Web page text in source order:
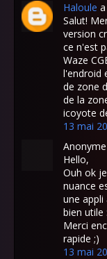
Haloule
Salut!
version
ce n'est
Waze
l'endroid
de zone
de la
icoyote
13 mai
Hello,
Ouh ok
nuance
une
bien utile
Merci
rapide ;)
13 mai